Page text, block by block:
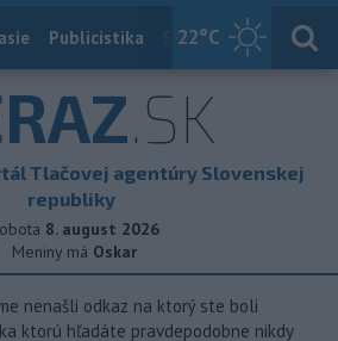
22°C
Publicistika Slovensko
.SK
Tlačovej agentúry Slovenskej
republiky
8. august 2026
Meniny má Oskar
nenašli odkaz na ktorý ste boli
ktorú hľadáte pravdepodobne nikdy